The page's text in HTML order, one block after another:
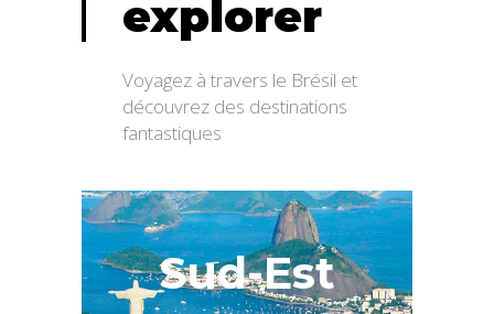
explorer
Voyagez à travers le Brésil et
découvrez des destinations
fantastiques
Sud-Est